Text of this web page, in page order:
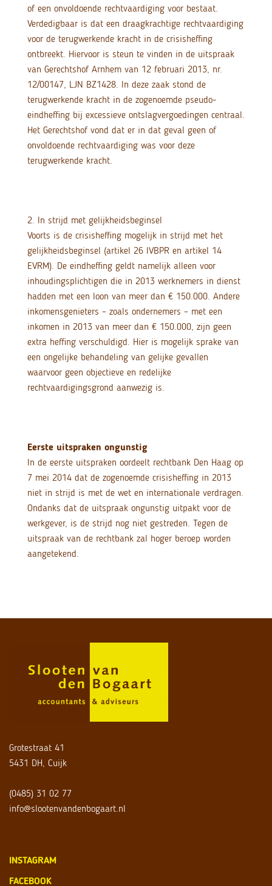
of een onvoldoende rechtvaardiging voor bestaat.
Verdedigbaar is dat een draagkrachtige rechtvaardiging
voor de terugwerkende kracht in de crisisheffing
ontbreekt. Hiervoor is steun te vinden in de uitspraak
van Gerechtshof Arnhem van 12 februari 2013, nr.
12/00147, LJN BZ1428. In deze zaak stond de
terugwerkende kracht in de zogenoemde pseudo-
eindheffing bij excessieve ontslagvergoedingen centraal.
Het Gerechtshof vond dat er in dat geval geen of
onvoldoende rechtvaardiging was voor deze
terugwerkende kracht.
2. In strijd met gelijkheidsbeginsel
Voorts is de crisisheffing mogelijk in strijd met het
gelijkheidsbeginsel (artikel 26 IVBPR en artikel 14
EVRM). De eindheffing geldt namelijk alleen voor
inhoudingsplichtigen die in 2013 werknemers in dienst
hadden met een loon van meer dan € 150.000. Andere
inkomensgenieters – zoals ondernemers – met een
inkomen in 2013 van meer dan € 150.000, zijn geen
extra heffing verschuldigd. Hier is mogelijk sprake van
een ongelijke behandeling van gelijke gevallen
waarvoor geen objectieve en redelijke
rechtvaardigingsgrond aanwezig is.
Eerste uitspraken ongunstig
In de eerste uitspraken oordeelt rechtbank Den Haag op
7 mei 2014 dat de zogenoemde crisisheffing in 2013
niet in strijd is met de wet en internationale verdragen.
Ondanks dat de uitspraak ongunstig uitpakt voor de
werkgever, is de strijd nog niet gestreden. Tegen de
uitspraak van de rechtbank zal hoger beroep worden
aangetekend.
Grotestraat 41
5431 DH, Cuijk
(0485) 31 02 77
info@slootenvandenbogaart.nl
INSTAGRAM
FACEBOOK